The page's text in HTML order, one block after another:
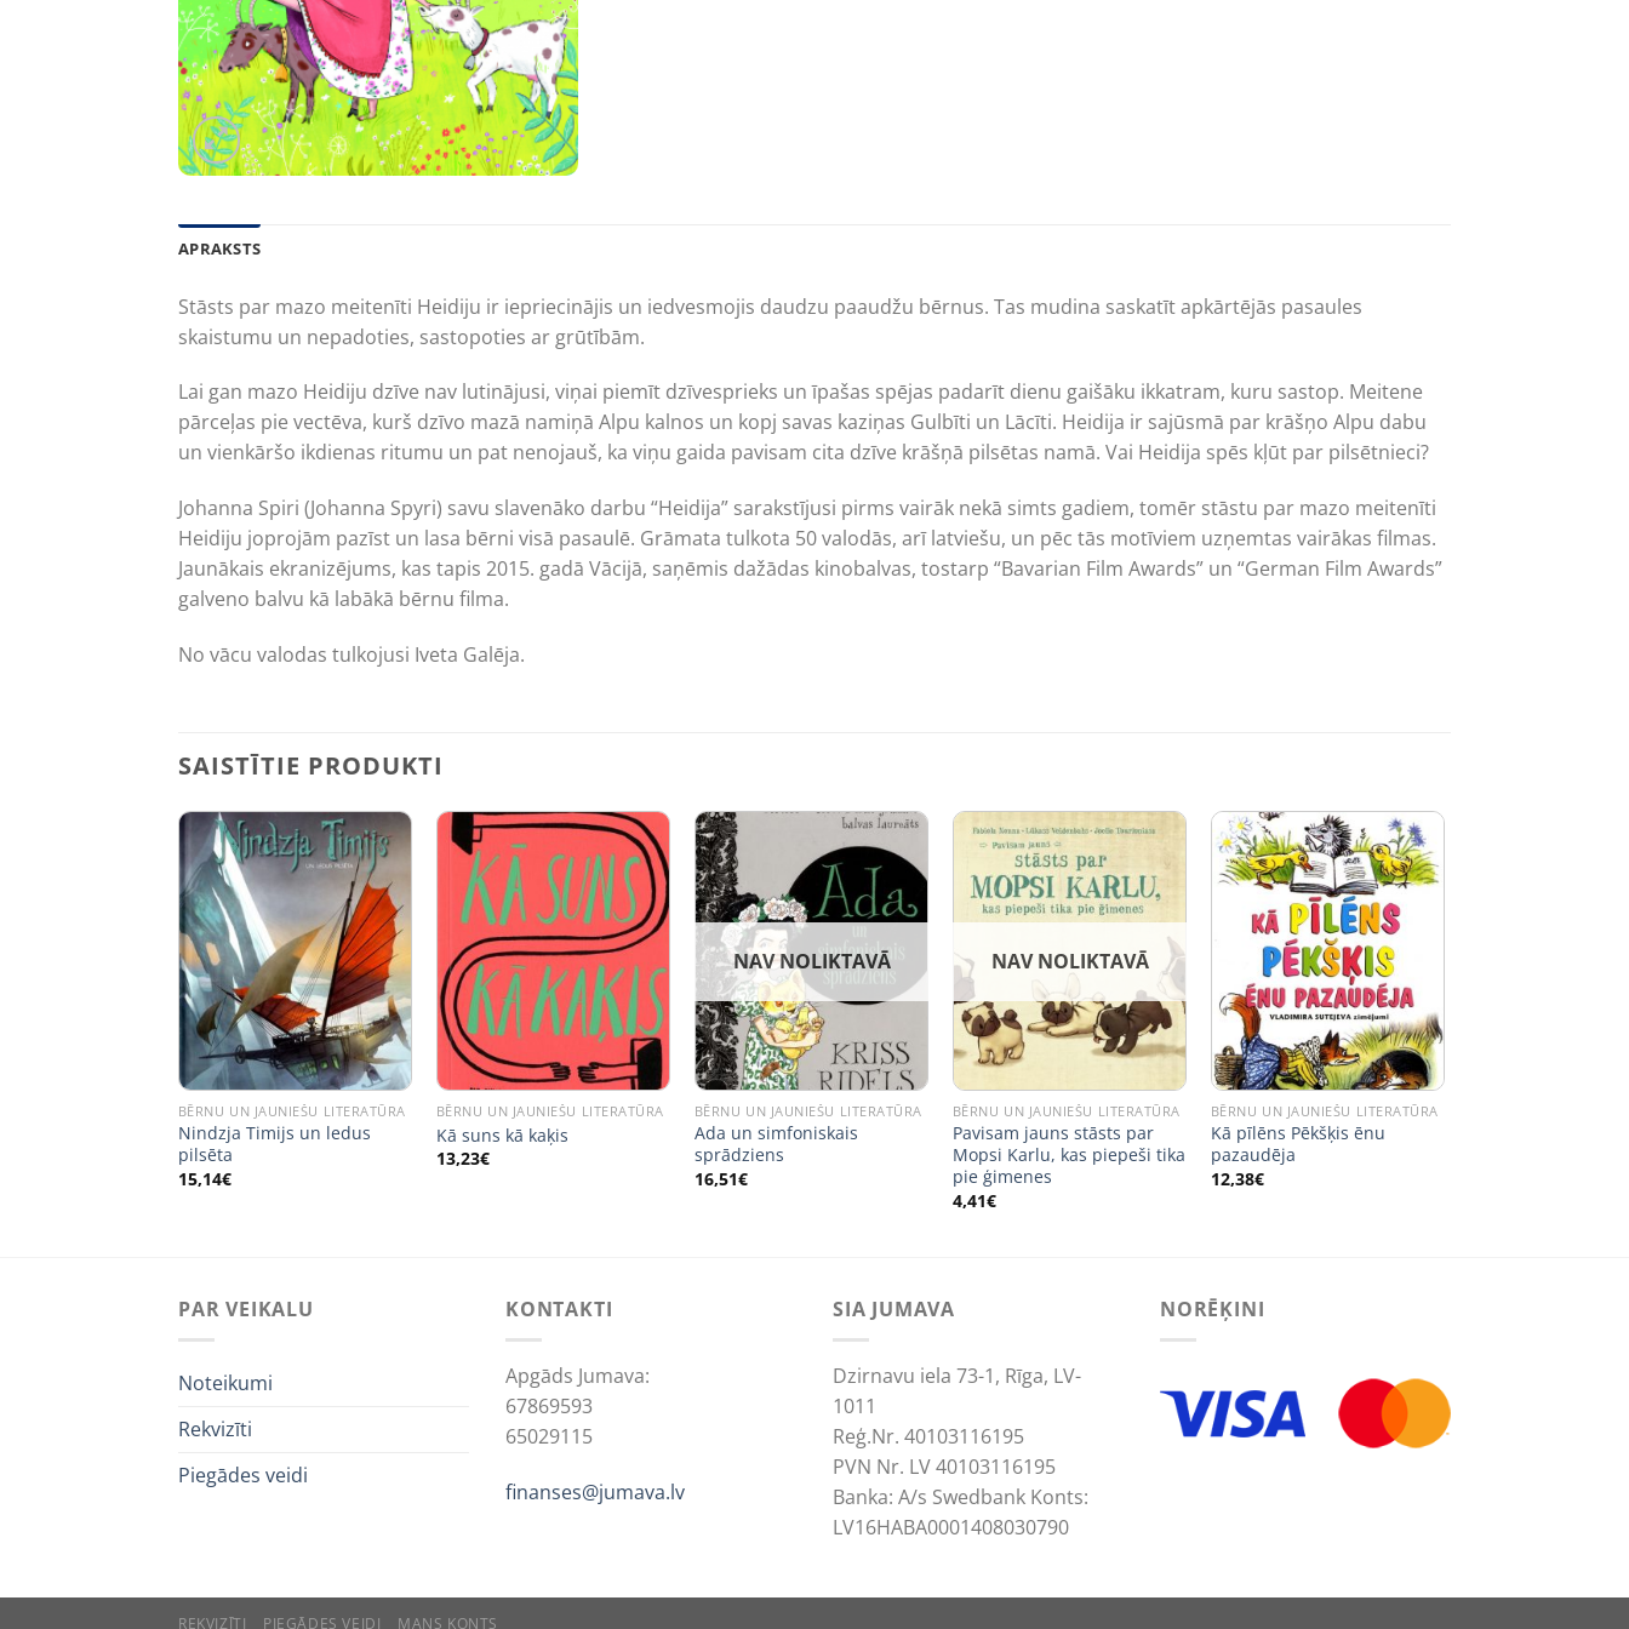
We use cookies to improve your experience.
APRAKSTS
Stāsts par mazo meitenīti Heidiju ir iepriecinājis un iedvesmojis daudzu paaudžu bērnus. Tas mudina saskatīt apkārtējās pasaules
skaistumu un nepadoties, sastopoties ar grūtībām.
Lai gan mazo Heidiju dzīve nav lutinājusi, viņai piemīt dzīvesprieks un īpašas spējas padarīt dienu gaišāku ikkatram, kuru sastop. Meitene
pārceļas pie vectēva, kurš dzīvo mazā namiņā Alpu kalnos un kopj savas kaziņas Gulbīti un Lācīti. Heidija ir sajūsmā par krāšņo Alpu dabu
un vienkāršo ikdienas ritumu un pat nenojauš, ka viņu gaida pavisam cita dzīve krāšņā pilsētas namā. Vai Heidija spēs kļūt par pilsētnieci?
Johanna Spiri (Johanna Spyri) savu slavenāko darbu “Heidija” sarakstījusi pirms vairāk nekā simts gadiem, tomēr stāstu par mazo meitenīti
Heidiju joprojām pazīst un lasa bērni visā pasaulē. Grāmata tulkota 50 valodās, arī latviešu, un pēc tās motīviem uzņemtas vairākas filmas.
Jaunākais ekranizējums, kas tapis 2015. gadā Vācijā, saņēmis dažādas kinobalvas, tostarp “Bavarian Film Awards” un “German Film Awards”
galveno balvu kā labākā bērnu filma.
No vācu valodas tulkojusi Iveta Galēja.
SAISTĪTIE PRODUKTI
BĒRNU UN JAUNIEŠU LITERATŪRA
Nindzja Timijs un ledus
pilsēta
15,14€
BĒRNU UN JAUNIEŠU LITERATŪRA
Kā suns kā kaķis
13,23€
NAV NOLIKTAVĀ
BĒRNU UN JAUNIEŠU LITERATŪRA
Ada un simfoniskais
sprādziens
16,51€
NAV NOLIKTAVĀ
BĒRNU UN JAUNIEŠU LITERATŪRA
Pavisam jauns stāsts par
Mopsi Karlu, kas piepeši tika
pie ģimenes
4,41€
BĒRNU UN JAUNIEŠU LITERATŪRA
Kā pīlēns Pēkšķis ēnu
pazaudēja
12,38€
PAR VEIKALU
Noteikumi
Rekvizīti
Piegādes veidi
KONTAKTI
Apgāds Jumava:
67869593
65029115
finanses@jumava.lv
SIA JUMAVA
Dzirnavu iela 73-1, Rīga, LV-
1011
Reģ.Nr. 40103116195
PVN Nr. LV 40103116195
Banka: A/s Swedbank Konts:
LV16HABA0001408030790
NORĒĶINI
REKVIZĪTI PIEGĀDES VEIDI MANS KONTS